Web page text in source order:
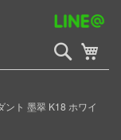
検
索
開
ント 墨翠 K18 ホワイ